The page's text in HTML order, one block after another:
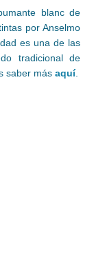
blanc de
por Anselmo
es una de las
tradicional de
saber más aquí.